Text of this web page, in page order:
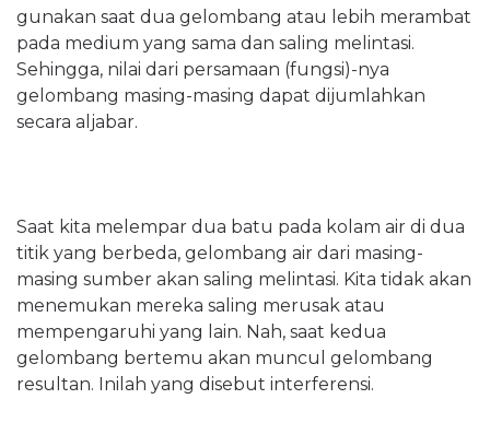
gunakan saat dua gelombang atau lebih merambat
pada medium yang sama dan saling melintasi.
Sehingga, nilai dari persamaan (fungsi)-nya
gelombang masing-masing dapat dijumlahkan
secara aljabar.
Saat kita melempar dua batu pada kolam air di dua
titik yang berbeda, gelombang air dari masing-
masing sumber akan saling melintasi. Kita tidak akan
menemukan mereka saling merusak atau
mempengaruhi yang lain. Nah, saat kedua
gelombang bertemu akan muncul gelombang
resultan. Inilah yang disebut interferensi.